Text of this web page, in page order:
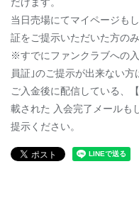
当日売場にてマイページも
証をご提示いただいた方の
※すでにファンクラブへの
員証｣のご提示が出来ない方
ご入金後に配信している、
載された 入会完了メールも
提示ください。